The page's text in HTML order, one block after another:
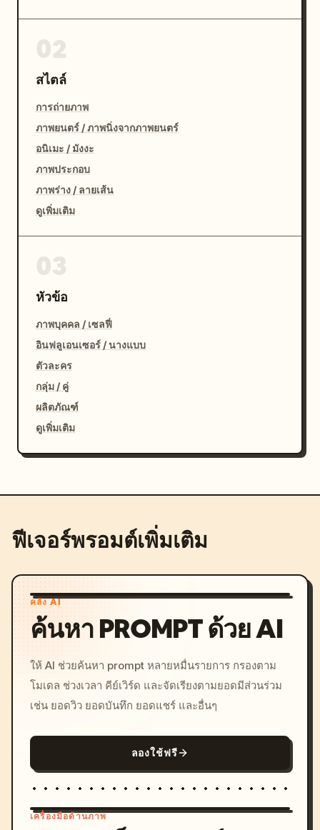
สไตล์
การถ่ายภาพ
ภาพยนตร์ / ภาพนิ่งจากภาพยนตร์
อนิเมะ / มังงะ
ภาพประกอบ
ภาพร่าง / ลายเส้น
ดูเพิ่มเติม
หัวข้อ
ภาพบุคคล / เซลฟี่
อินฟลูเอนเซอร์ / นางแบบ
ตัวละคร
กลุ่ม / คู่
ผลิตภัณฑ์
ดูเพิ่มเติม
ฟีเจอร์พรอมต์เพิ่มเติม
คลัง AI
ค้นหา PROMPT ด้วย AI
ให้ AI ช่วยค้นหา prompt หลายหมื่นรายการ กรองตาม
โมเดล ช่วงเวลา คีย์เวิร์ด และจัดเรียงตามยอดมีส่วนร่วม
เช่น ยอดวิว ยอดบันทึก ยอดแชร์ และอื่นๆ
ลองใช้ฟรี
เครื่องมือด้านภาพ